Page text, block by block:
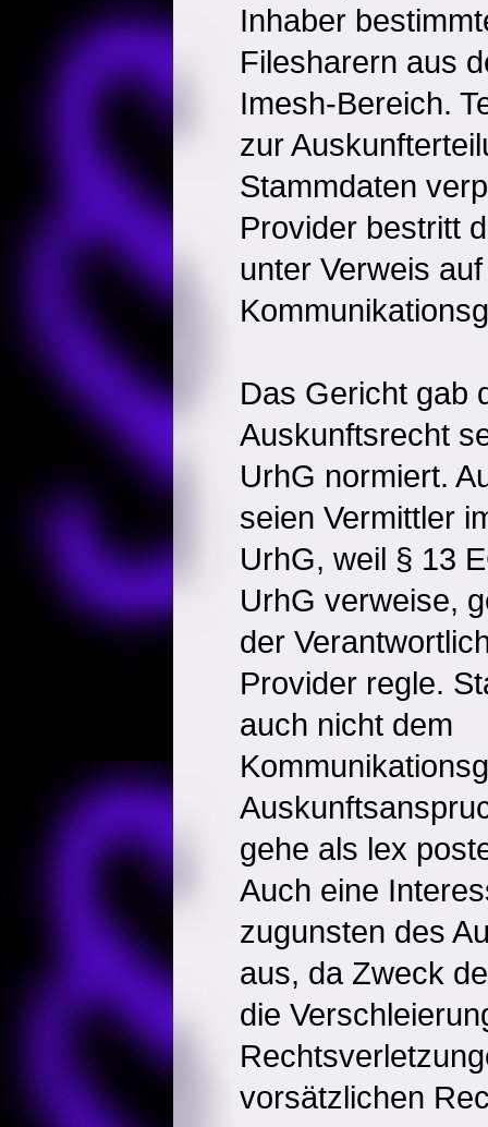
Inhaber
Filesharern aus
Imesh-Bereich.
zur
Stammdaten
Provider bestritt
unter Verweis
Das Gericht gab
Auskunftsrecht
UrhG normiert.
seien Vermittler
UrhG, weil § 13
UrhG verweise,
der
Provider regle.
auch nicht dem
gehe als lex
Auch eine
zugunsten des
aus, da Zweck
die
vorsätzlichen